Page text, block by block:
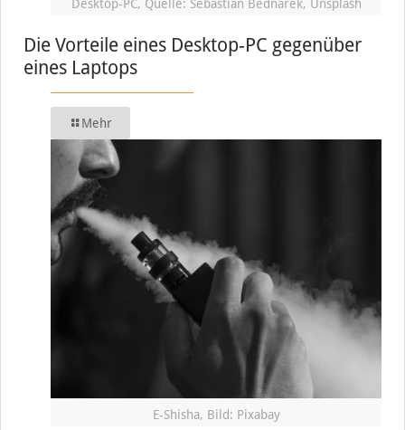
Desktop-PC, Quelle: Sebastian Bednarek, Unsplash
Die Vorteile eines Desktop-PC gegenüber
eines Laptops
Mehr
E-Shisha, Bild: Pixabay